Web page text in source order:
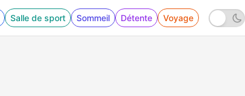
Salle de sport Sommeil Détente Voyage